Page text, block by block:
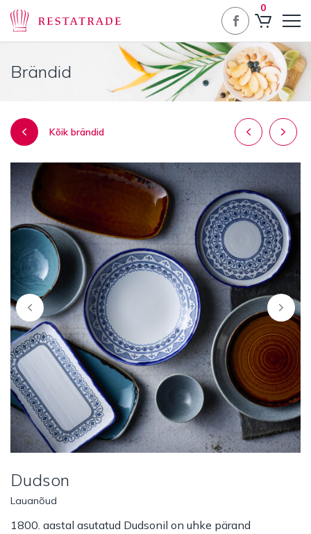
0
Brändid
Kõik brändid
Dudson
Lauanõud
1800. aastal asutatud Dudsonil on uhke pärand